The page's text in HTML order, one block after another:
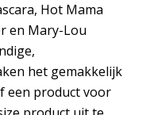
Hot Mama
en Mary-Lou
het gemakkelijk
een product voor